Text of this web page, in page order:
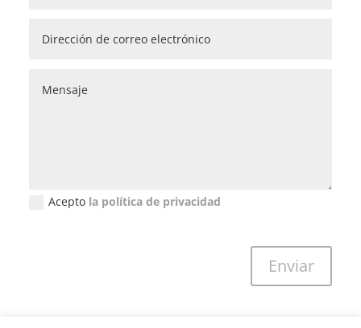
Política de privacidad (GDPR)
Acepto la política de privacidad
Enviar